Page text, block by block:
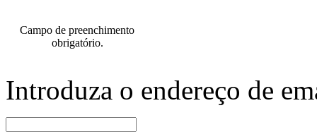
Campo de preenchimento
obrigatório.
Introduza o endereço de